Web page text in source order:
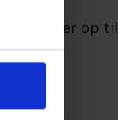
du møder op til